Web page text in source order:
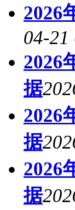
2026
04-
2026
据
2026
据
2026
据